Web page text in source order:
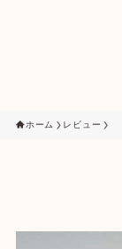
ホーム レビュー